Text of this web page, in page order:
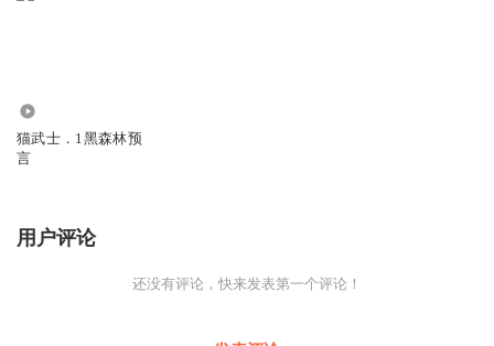
猫武士．1黑森林预
言
用户评论
还没有评论，快来发表第一个评论！